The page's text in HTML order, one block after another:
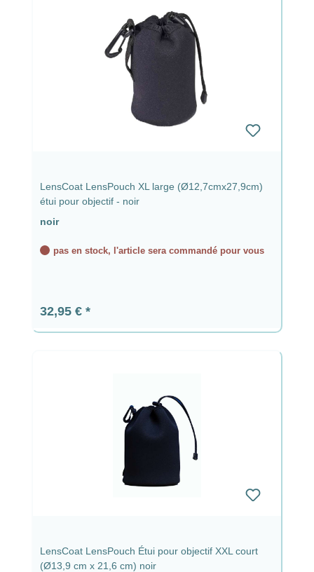
LensCoat LensPouch XL large (Ø12,7cmx27,9cm)
étui pour objectif - noir
noir
pas en stock, l'article sera commandé pour vous
Prix régulier :
32,95 €
LensCoat LensPouch Étui pour objectif XXL court
(Ø13,9 cm x 21,6 cm) noir